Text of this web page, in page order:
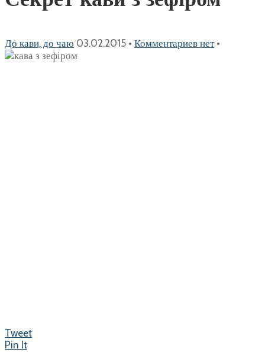
До кави, до чаю 03.02.2015 • Комментариев нет•
Tweet
Pin It